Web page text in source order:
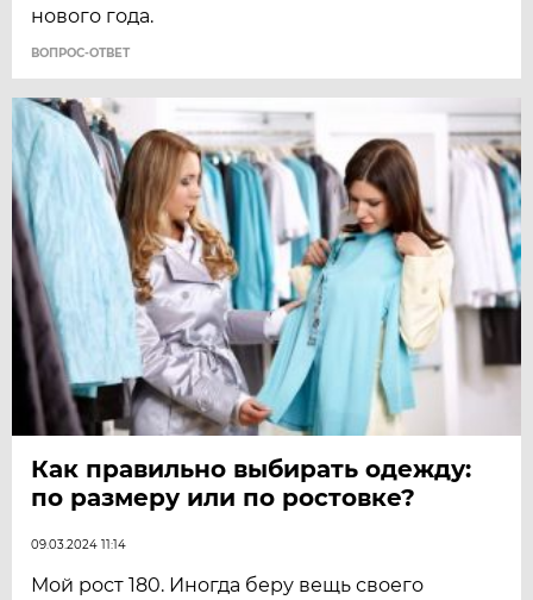
нового года.
ВОПРОС-ОТВЕТ
Как правильно выбирать одежду:
по размеру или по ростовке?
09.03.2024 11:14
Мой рост 180. Иногда беру вещь своего